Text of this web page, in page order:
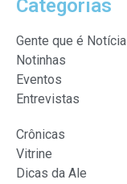
Categorias
Gente que é Notícia
Notinhas
Eventos
Entrevistas
Crônicas
Vitrine
Dicas da Ale